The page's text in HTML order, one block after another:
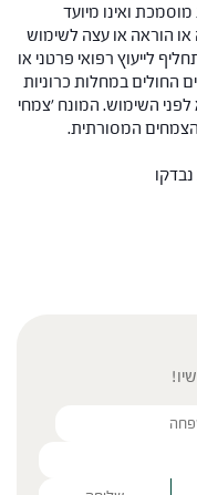
ואינו מיועד
הוראה או עצה לשימוש
לייעוץ רפואי פרטני או
החולים במחלות כרוניות
לפני השימוש. המונח 'צמחי
המסורתית.